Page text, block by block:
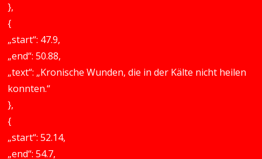
},
{
„start“: 47.9,
„end“: 50.88,
„text“: „Kronische Wunden, die in der Kälte nicht heilen
konnten.“
},
{
„start“: 52.14,
„end“: 54.7,